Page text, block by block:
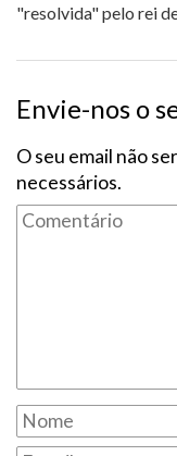
"resolvida" pelo rei
Envie-nos o
O seu email não
necessários.